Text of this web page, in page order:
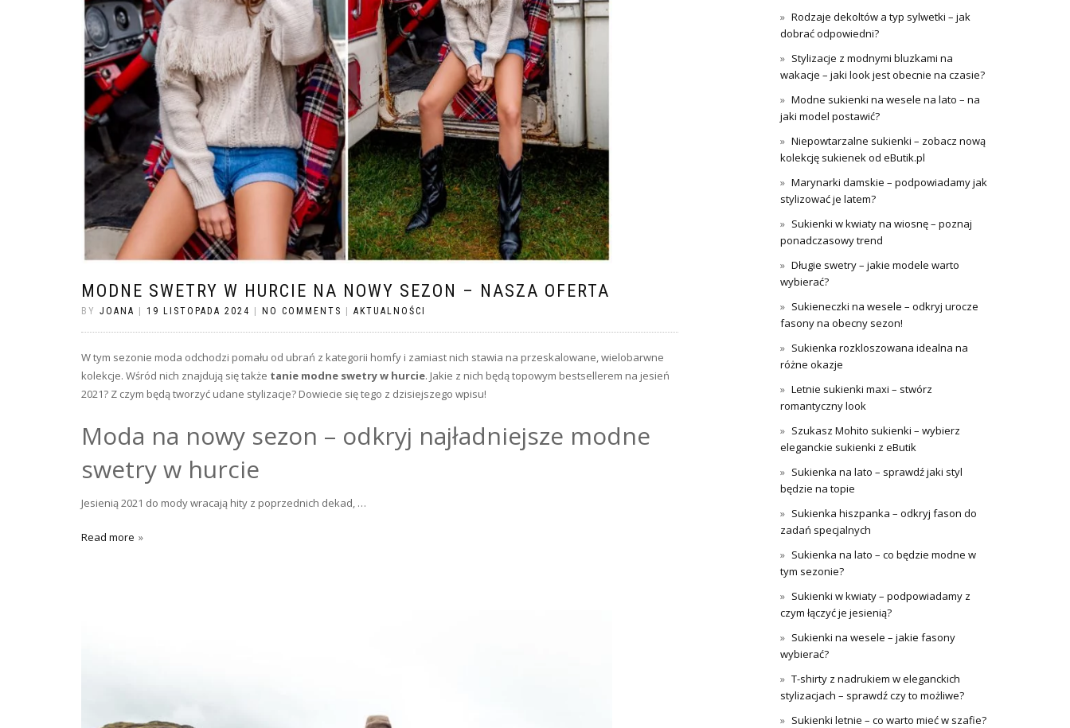
MODNE SWETRY W HURCIE NA NOWY SEZON – NASZA OFERTA
BY JOANA 19 LISTOPADA 2024 NO COMMENTS AKTUALNOŚCI
W tym sezonie moda odchodzi pomału od ubrań z kategorii homfy i zamiast nich stawia na przeskalowane, wielobarwne
kolekcje. Wśród nich znajdują się także tanie modne swetry w hurcie. Jakie z nich będą topowym bestsellerem na jesień
2021? Z czym będą tworzyć udane stylizacje? Dowiecie się tego z dzisiejszego wpisu!
Moda na nowy sezon – odkryj najładniejsze modne
swetry w hurcie
Jesienią 2021 do mody wracają hity z poprzednich dekad, …
Read more
Rodzaje dekoltów a typ sylwetki – jak
dobrać odpowiedni?
Stylizacje z modnymi bluzkami na
wakacje – jaki look jest obecnie na czasie?
Modne sukienki na wesele na lato – na
jaki model postawić?
Niepowtarzalne sukienki – zobacz nową
kolekcję sukienek od eButik.pl
Marynarki damskie – podpowiadamy jak
stylizować je latem?
Sukienki w kwiaty na wiosnę – poznaj
ponadczasowy trend
Długie swetry – jakie modele warto
wybierać?
Sukieneczki na wesele – odkryj urocze
fasony na obecny sezon!
Sukienka rozkloszowana idealna na
różne okazje
Letnie sukienki maxi – stwórz
romantyczny look
Szukasz Mohito sukienki – wybierz
eleganckie sukienki z eButik
Sukienka na lato – sprawdź jaki styl
będzie na topie
Sukienka hiszpanka – odkryj fason do
zadań specjalnych
Sukienka na lato – co będzie modne w
tym sezonie?
Sukienki w kwiaty – podpowiadamy z
czym łączyć je jesienią?
Sukienki na wesele – jakie fasony
wybierać?
T-shirty z nadrukiem w eleganckich
stylizacjach – sprawdź czy to możliwe?
Sukienki letnie – co warto mieć w szafie?